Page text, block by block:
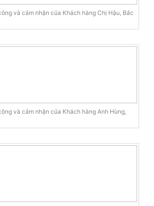
và cảm nhận của Khách hàng Chị Hậu, Bắc
và cảm nhận của Khách hàng Anh Hùng,